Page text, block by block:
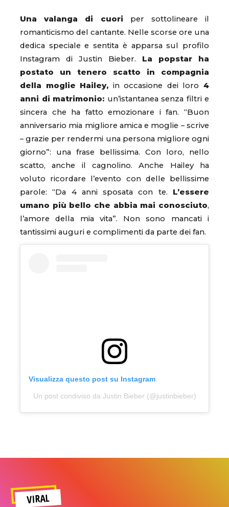
Una valanga di cuori per sottolineare il
romanticismo del cantante. Nelle scorse ore una
dedica speciale e sentita è apparsa sul profilo
Instagram di Justin Bieber. La popstar ha
postato un tenero scatto in compagnia
della moglie Hailey, in occasione dei loro4
anni di matrimonio: un’istantanea senza filtri e
sincera che ha fatto emozionare i fan. “Buon
anniversario mia migliore amica e moglie – scrive
– grazie per rendermi una persona migliore ogni
giorno”: una frase bellissima. Con loro, nello
scatto, anche il cagnolino. Anche Hailey ha
voluto ricordare l’evento con delle bellissime
parole: “Da 4 anni sposata con te. L’essere
umano più bello che abbia mai conosciuto,
l’amore della mia vita”. Non sono mancati i
tantissimi auguri e complimenti da parte dei fan.
Visualizza questo post su Instagram
Un post condiviso da Justin Bieber (@justinbieber)
VIRAL